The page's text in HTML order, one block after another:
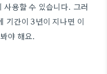
사용할 수 있습니다. 그러
기간이 3년이 지나면 이
야 해요.